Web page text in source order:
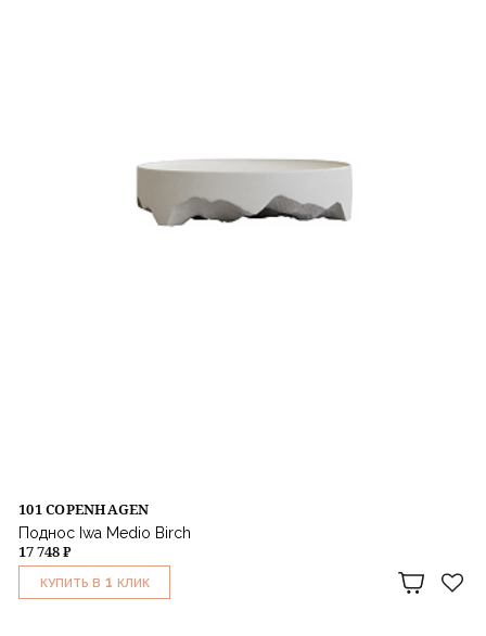
101 COPENHAGEN
Поднос Iwa Medio Birch
17 748 ₽
КУПИТЬ В 1 КЛИК